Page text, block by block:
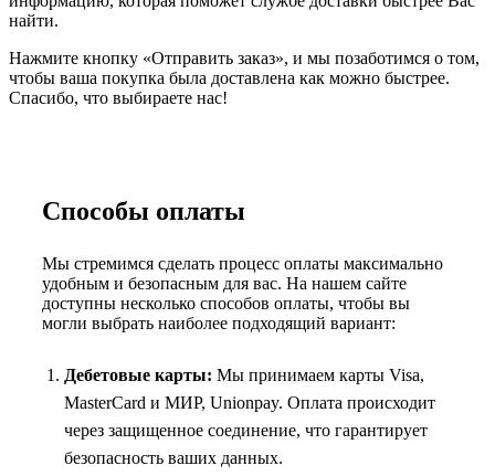
найти.
Нажмите кнопку «Отправить заказ», и мы позаботимся о том,
чтобы ваша покупка была доставлена как можно быстрее.
Спасибо, что выбираете нас!
Способы оплаты
Мы стремимся сделать процесс оплаты максимально
удобным и безопасным для вас. На нашем сайте
доступны несколько способов оплаты, чтобы вы
могли выбрать наиболее подходящий вариант:
Дебетовые карты: Мы принимаем карты Visa,
MasterCard и МИР, Unionpay. Оплата происходит
через защищенное соединение, что гарантирует
безопасность ваших данных.